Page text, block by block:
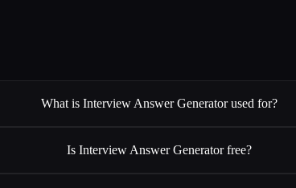
What is Interview Answer Generator used for?
Is Interview Answer Generator free?